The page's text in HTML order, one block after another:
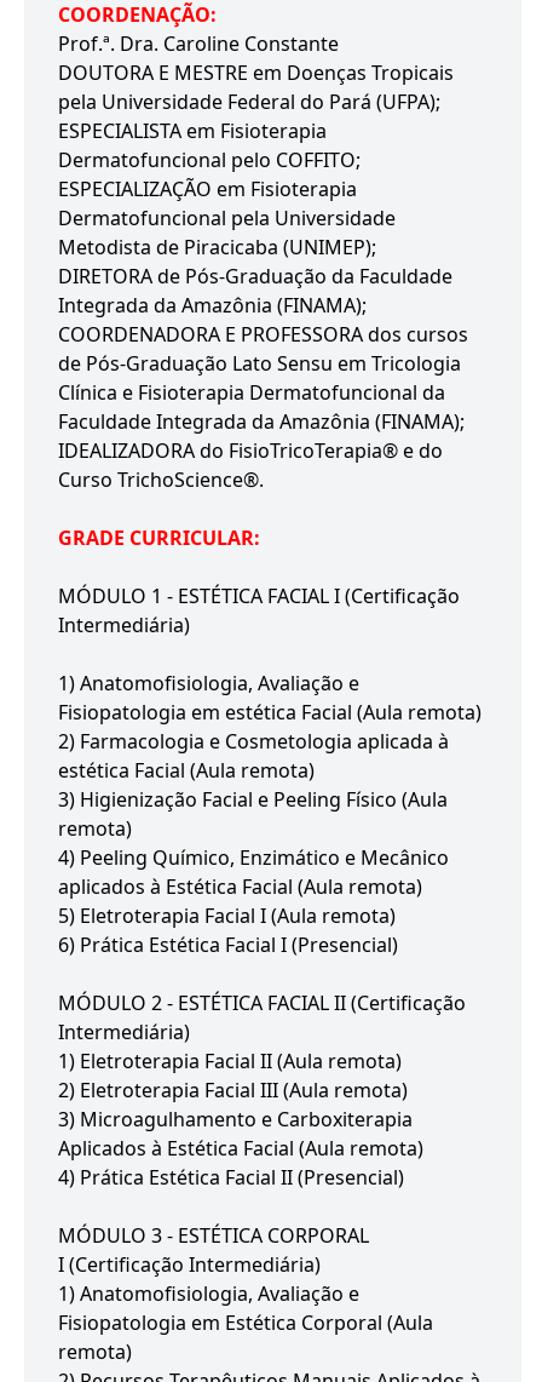
COORDENAÇÃO:
Prof.ª. Dra. Caroline Constante
DOUTORA E MESTRE em Doenças Tropicais
pela Universidade Federal do Pará (UFPA);
ESPECIALISTA em Fisioterapia
Dermatofuncional pelo COFFITO;
ESPECIALIZAÇÃO em Fisioterapia
Dermatofuncional pela Universidade
Metodista de Piracicaba (UNIMEP);
DIRETORA de Pós-Graduação da Faculdade
Integrada da Amazônia (FINAMA);
COORDENADORA E PROFESSORA dos cursos
de Pós-Graduação Lato Sensu em Tricologia
Clínica e Fisioterapia Dermatofuncional da
Faculdade Integrada da Amazônia (FINAMA);
IDEALIZADORA do FisioTricoTerapia® e do
Curso TrichoScience®.
GRADE CURRICULAR:
MÓDULO 1 - ESTÉTICA FACIAL I (Certificação
Intermediária)
1) Anatomofisiologia, Avaliação e
Fisiopatologia em estética Facial (Aula remota)
2) Farmacologia e Cosmetologia aplicada à
estética Facial (Aula remota)
3) Higienização Facial e Peeling Físico (Aula
remota)
4) Peeling Químico, Enzimático e Mecânico
aplicados à Estética Facial (Aula remota)
5) Eletroterapia Facial I (Aula remota)
6) Prática Estética Facial I (Presencial)
MÓDULO 2 - ESTÉTICA FACIAL II (Certificação
Intermediária)
1) Eletroterapia Facial II (Aula remota)
2) Eletroterapia Facial III (Aula remota)
3) Microagulhamento e Carboxiterapia
Aplicados à Estética Facial (Aula remota)
4) Prática Estética Facial II (Presencial)
MÓDULO 3 - ESTÉTICA CORPORAL
I (Certificação Intermediária)
1) Anatomofisiologia, Avaliação e
Fisiopatologia em Estética Corporal (Aula
remota)